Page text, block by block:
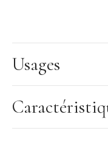
pourra également être
Les + produit :
Moule cheesecake
Revêtement
Usages